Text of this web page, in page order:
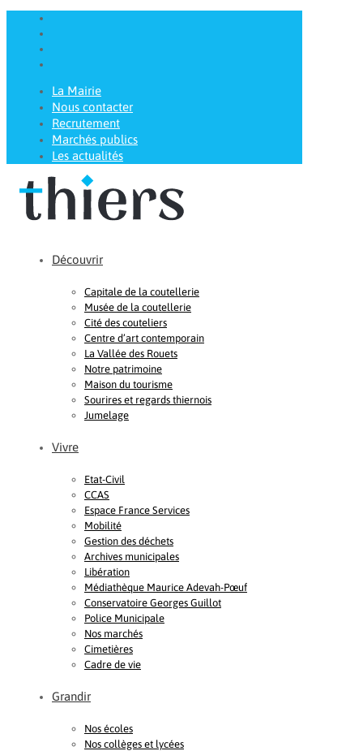
La Mairie
Nous contacter
Recrutement
Marchés publics
Les actualités
Découvrir
Capitale de la coutellerie
Musée de la coutellerie
Cité des couteliers
Centre d’art contemporain
La Vallée des Rouets
Notre patrimoine
Maison du tourisme
Sourires et regards thiernois
Jumelage
Vivre
Etat-Civil
CCAS
Espace France Services
Mobilité
Gestion des déchets
Archives municipales
Libération
Médiathèque Maurice Adevah-Pœuf
Conservatoire Georges Guillot
Police Municipale
Nos marchés
Cimetières
Cadre de vie
Grandir
Nos écoles
Nos collèges et lycées